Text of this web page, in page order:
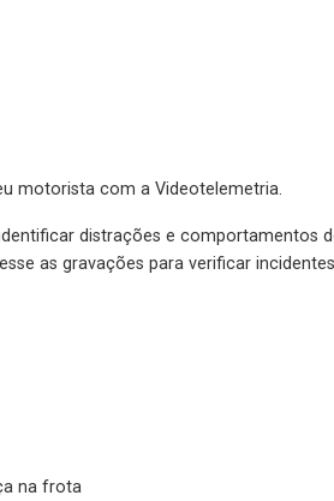
motorista com a Videotelemetria.
distrações e comportamentos de
as gravações para verificar incidentes
na frota